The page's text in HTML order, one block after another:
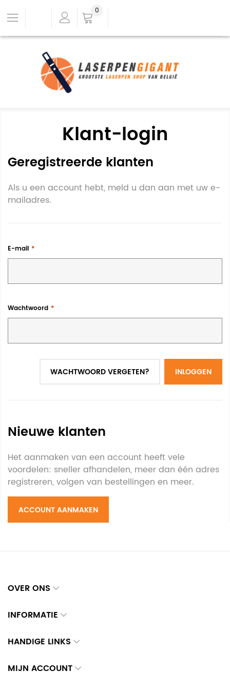
0
Klant-login
Geregistreerde klanten
Als u een account hebt, meld u dan aan met uw e-
mailadres.
E-mail
Wachtwoord
INLOGGEN
WACHTWOORD VERGETEN?
Nieuwe klanten
Het aanmaken van een account heeft vele
voordelen: sneller afhandelen, meer dan één adres
registreren, volgen van bestellingen en meer.
ACCOUNT AANMAKEN
OVER ONS
INFORMATIE
HANDIGE LINKS
MIJN ACCOUNT